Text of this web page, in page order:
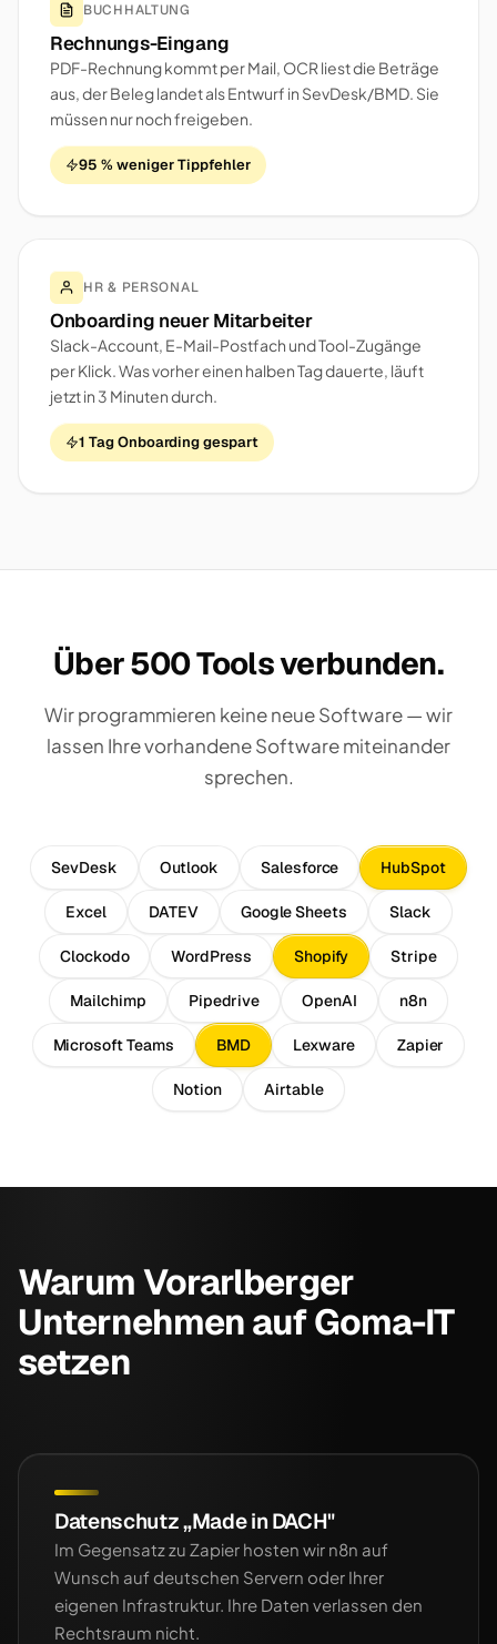
BUCHHALTUNG
Rechnungs-Eingang
PDF-Rechnung kommt per Mail, OCR liest die Beträge
aus, der Beleg landet als Entwurf in SevDesk/BMD. Sie
müssen nur noch freigeben.
95 % weniger Tippfehler
HR & PERSONAL
Onboarding neuer Mitarbeiter
Slack-Account, E-Mail-Postfach und Tool-Zugänge
per Klick. Was vorher einen halben Tag dauerte, läuft
jetzt in 3 Minuten durch.
1 Tag Onboarding gespart
Über 500 Tools verbunden.
Wir programmieren keine neue Software — wir
lassen Ihre vorhandene Software miteinander
sprechen.
SevDesk Outlook Salesforce HubSpot
Excel DATEV Google Sheets Slack
Clockodo WordPress Shopify Stripe
Mailchimp Pipedrive OpenAI n8n
Microsoft Teams BMD Lexware Zapier
Notion Airtable
Warum Vorarlberger
Unternehmen auf Goma-IT
setzen
Datenschutz „Made in DACH"
Im Gegensatz zu Zapier hosten wir n8n auf
Wunsch auf deutschen Servern oder Ihrer
eigenen Infrastruktur. Ihre Daten verlassen den
Rechtsraum nicht.